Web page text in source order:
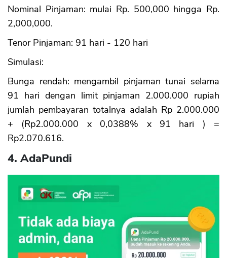
Nominal Pinjaman: mulai Rp. 500,000 hingga Rp.
2,000,000.
Tenor Pinjaman: 91 hari - 120 hari
Simulasi:
Bunga rendah: mengambil pinjaman tunai selama
91 hari dengan limit pinjaman 2.000.000 rupiah
jumlah pembayaran totalnya adalah Rp 2.000.000
+ (Rp2.000.000 x 0,0388% x 91 hari ) =
Rp2.070.616.
4. AdaPundi